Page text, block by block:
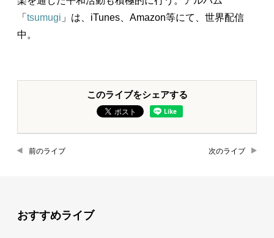
「 tsumugi 」は、iTunes、Amazon等にて、世界配信
中。
このライブをシェアする
前のライブ 次のライブ
おすすめライブ